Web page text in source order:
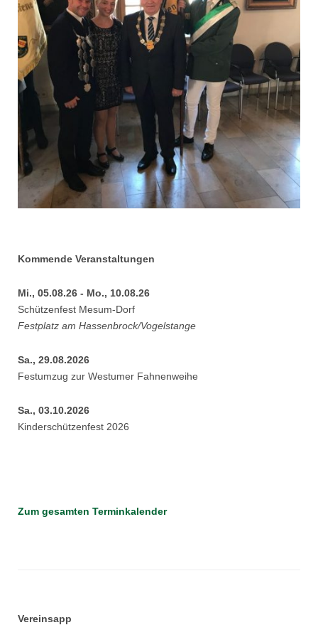
Kommende Veranstaltungen
Mi., 05.08.26 - Mo., 10.08.26
Schützenfest Mesum-Dorf
Festplatz am Hassenbrock/Vogelstange
Sa., 29.08.2026
Festumzug zur Westumer Fahnenweihe
Sa., 03.10.2026
Kinderschützenfest 2026
Zum gesamten Terminkalender
Vereinsapp